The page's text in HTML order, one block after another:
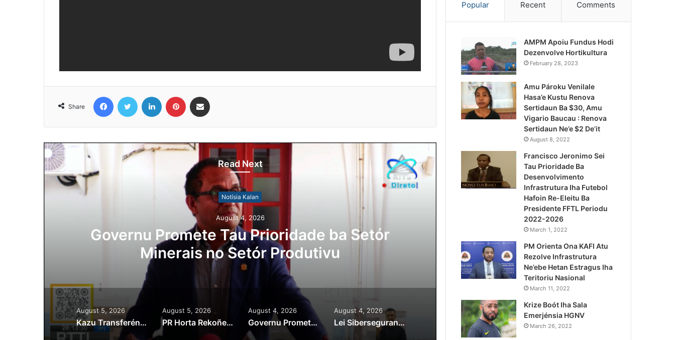
Share
Read Next
Notísia Kalan
August 4, 2026
Governu Promete Tau Prioridade ba Setór
Minerais no Setór Produtivu
Lei Siberseguransa Ajuda
Kaptura Autór Kriminozu
Estranjeiru
August 5, 2026
Kazu Transferénsia Osan Millaun 42 Husi Singapura, Advogadu Sei Halo Rekursu
August 5, 2026
PR Horta Rekoñese Timoroan Sira Iha Diáspora Nia Kontribuisaun
August 4, 2026
Governu Promete Tau Prioridade ba Setór Minerais no Setór Produtivu
August 4, 2026
Lei Siberseguransa Ajuda Autoridade Polisiál Kaptura Autór Kriminozu ho Paradeiru Iha Estranjeiru
Popular Recent Comments
AMPM Apoiu Fundus Hodi
Dezenvolve Hortikultura
February 28, 2023
Amu Pároku Venilale
Hasa’e Kustu Renova
Sertidaun Ba $30, Amu
Vigario Baucau : Renova
Sertidaun Ne’e $2 De’it
August 8, 2022
Francisco Jeronimo Sei
Tau Prioridade Ba
Desenvolvimento
Infrastrutura Iha Futebol
Hafoin Re-Eleitu Ba
Presidente FFTL Periodu
2022-2026
March 1, 2022
PM Orienta Ona KAFI Atu
Rezolve Infrastrutura
Ne’ebe Hetan Estragus Iha
Teritoriu Nasional
March 11, 2022
Krize Boót Iha Sala
Emerjénsia HGNV
March 26, 2022